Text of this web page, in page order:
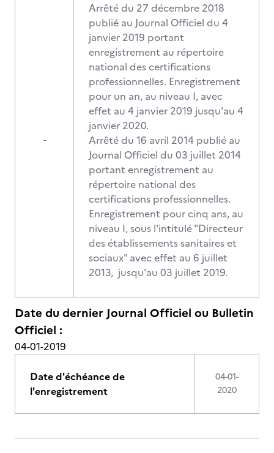
-
Arrêté du 27 décembre 2018
publié au Journal Officiel du 4
janvier 2019 portant
enregistrement au répertoire
national des certifications
professionnelles. Enregistrement
pour un an, au niveau I, avec
effet au 4 janvier 2019 jusqu'au 4
janvier 2020.
Arrêté du 16 avril 2014 publié au
Journal Officiel du 03 juillet 2014
portant enregistrement au
répertoire national des
certifications professionnelles.
Enregistrement pour cinq ans, au
niveau I, sous l'intitulé "Directeur
des établissements sanitaires et
sociaux" avec effet au 6 juillet
2013, jusqu'au 03 juillet 2019.
Date du dernier Journal Officiel ou Bulletin
Officiel :
04-01-2019
Date d'échéance de
l'enregistrement
04-01-
2020